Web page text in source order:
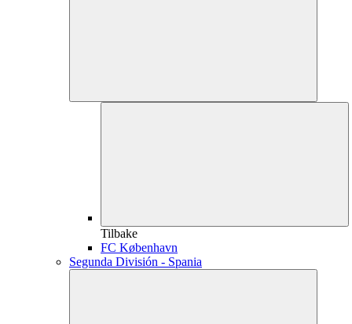
Tilbake
FC København
Segunda División - Spania